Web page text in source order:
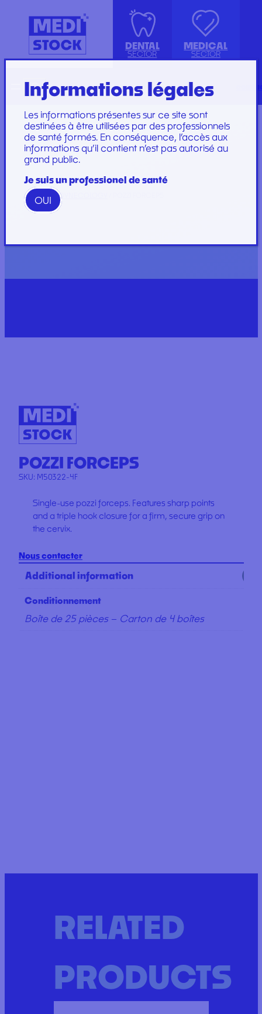
DENTAL
SECTOR
ISOLATION GOWN WITH COTTON
CUFFS
KIT INSTRUMENTS
LABORATOIRE
PLATEAU
PROTECTION
RESTORATION AND
GAMME
MEDICAL
SECTOR
ACCESSORIES
INJECTION, PRÉLÈVEMENT ET
PERFUSION
CONSOMMABLES
GYNECOLOGY
PROTECTION ET HYGIÈNE
DRESSING SET
PERFUSION SET
CARE SET
SUTURE SET
CARE AND
DRESSINGS
RechercheFrançais
HOME /GYNECOLOGY
POZZI FORCEPS
SKU: M50322-4F
Single-use pozzi forceps. Features sharp points
and a triple hook closure for a firm, secure grip on
the cervix.
Nous contacter
Additional information
Conditionnement
Boîte de 25 pièces – Carton de 4 boîtes
RELATED
PRODUCTS
Informations légales
Les informations présentes sur ce site sont
destinées à être utilisées par des professionnels
de santé formés. En conséquence, l’accès aux
informations qu’il contient n’est pas autorisé au
grand public.
Je suis un professionel de santé
OUI